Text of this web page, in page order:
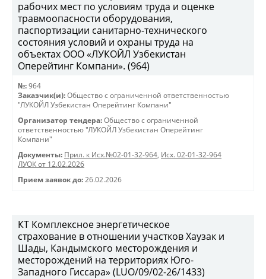
рабочих мест по условиям труда и оценке
травмоопасности оборудования,
паспортизации санитарно-технического
состояния условий и охраны труда на
объектах ООО «ЛУКОЙЛ Узбекистан
Оперейтинг Компани». (964)
№: 964
Заказчик(и): Общество с ограниченной ответственностью
"ЛУКОЙЛ Узбекистан Оперейтинг Компани"
Организатор тендера: Общество с ограниченной
ответственностью "ЛУКОЙЛ Узбекистан Оперейтинг
Компани"
Документы: Прил. к Исх.№02-01-32-964, Исх. 02-01-32-964
ЛУОК от 12.02.2026
Прием заявок до: 26.02.2026
КТ Комплексное энергетическое
страхование в отношении участков Хаузак и
Шады, Кандымского месторождения и
месторождений на территориях Юго-
Западного Гиссара» (LUO/09/02-26/1433)